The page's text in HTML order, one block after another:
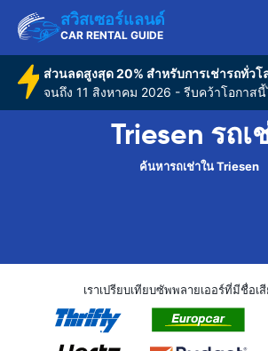
สวิสเซอร์แลนด์
CAR RENTAL GUIDE
ส่วนลดสูงสุด 20% สำหรับการเช่ารถทั่วโ
จนถึง 11 สิงหาคม 2026 - รีบคว้าโอกาส
Triesen รถเ
ค้นหารถเช่าใน Triesen
เราเปรียบเทียบซัพพลายเออร์ที่มีชื่อเ